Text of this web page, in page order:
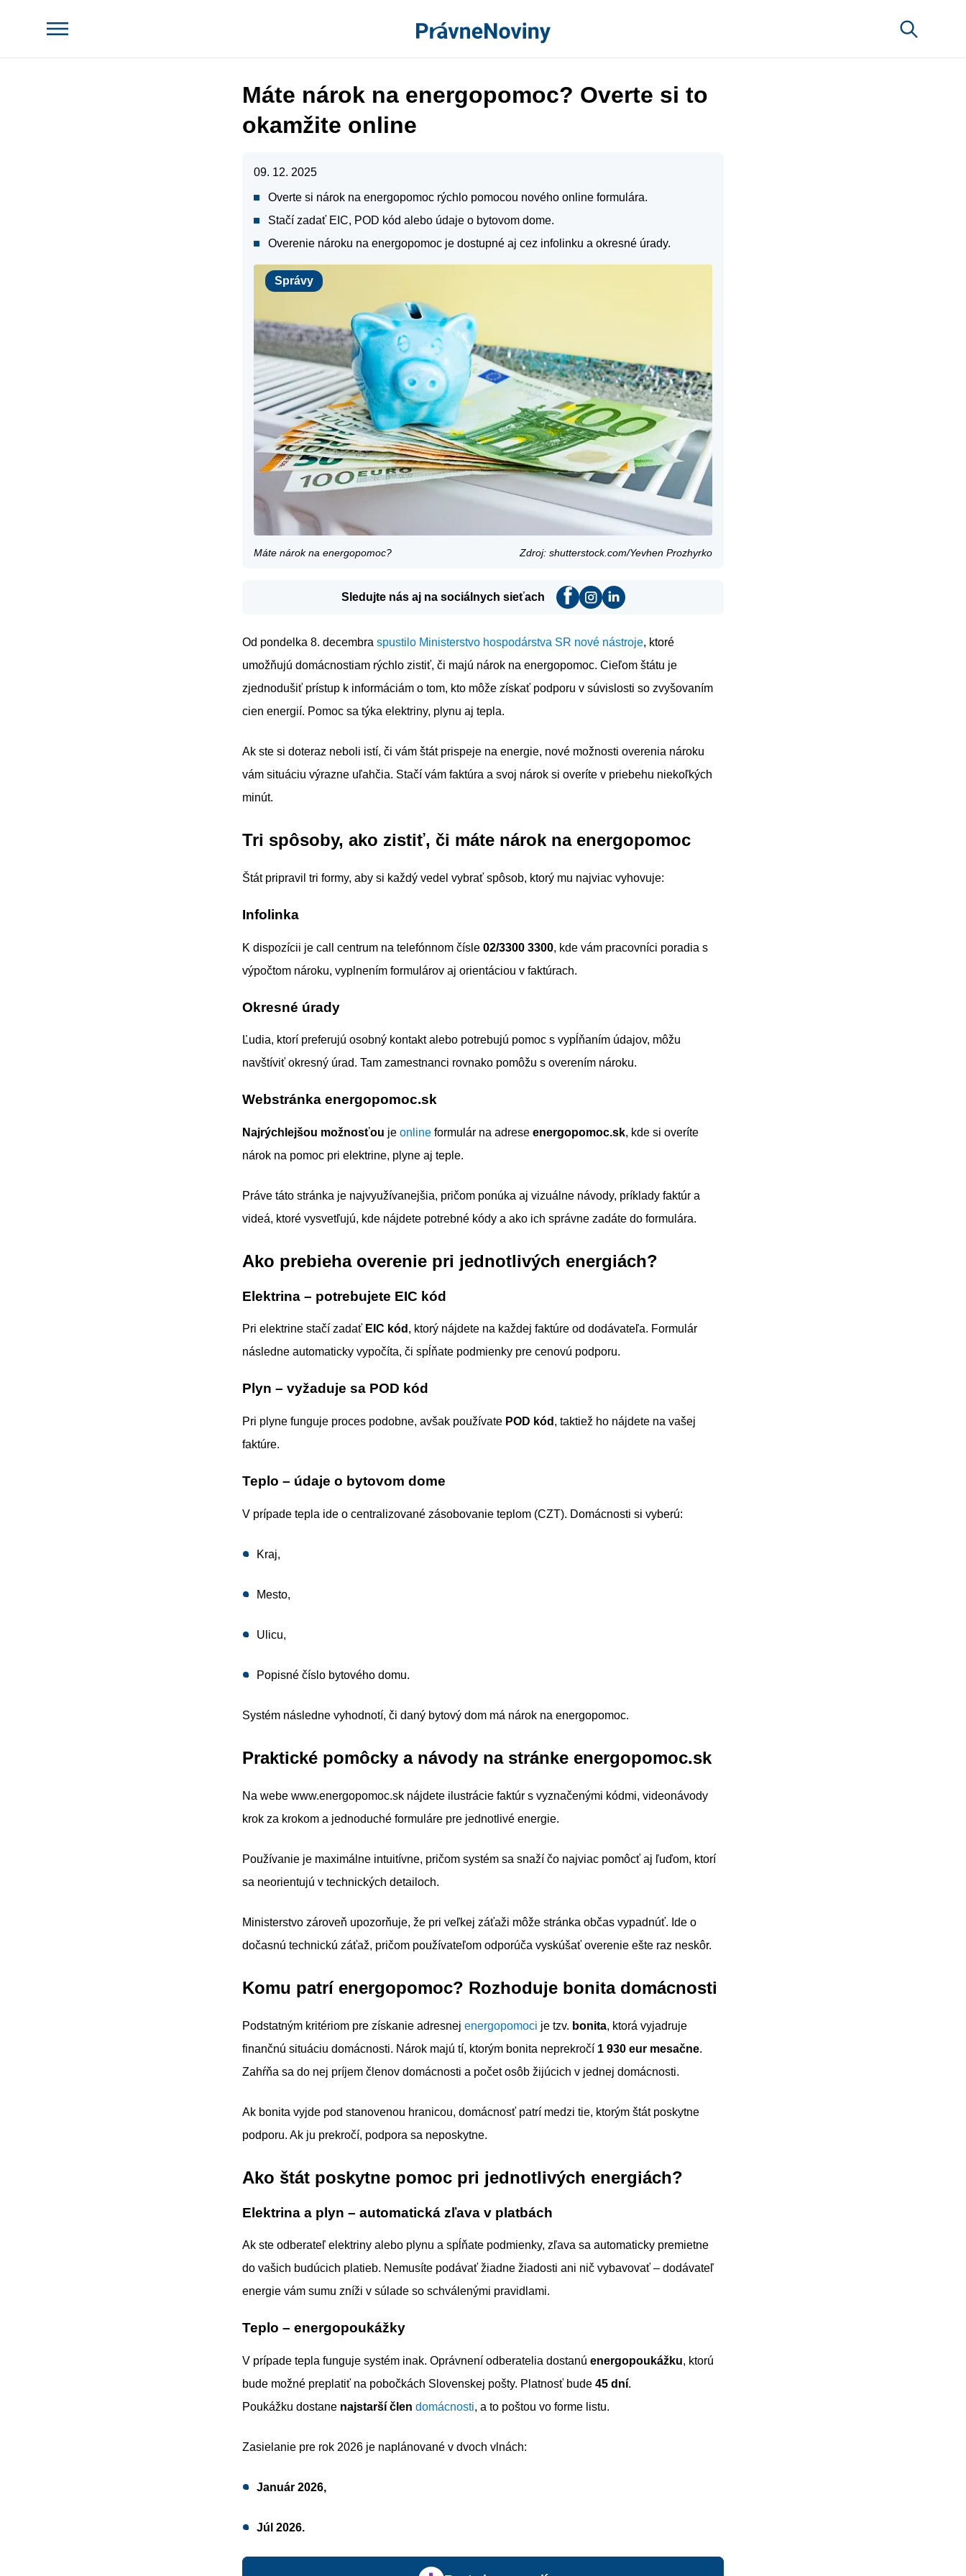
Máte nárok na energopomoc? Overte si to
okamžite online
09. 12. 2025
Overte si nárok na energopomoc rýchlo pomocou nového online formulára.
Stačí zadať EIC, POD kód alebo údaje o bytovom dome.
Overenie nároku na energopomoc je dostupné aj cez infolinku a okresné úrady.
Správy
Správy
Máte nárok na energopomoc? Zdroj: shutterstock.com/Yevhen Prozhyrko
Sledujte nás aj na sociálnych sieťach
Od pondelka 8. decembra spustilo Ministerstvo hospodárstva SR nové nástroje, ktoré
umožňujú domácnostiam rýchlo zistiť, či majú nárok na energopomoc. Cieľom štátu je
zjednodušiť prístup k informáciám o tom, kto môže získať podporu v súvislosti so zvyšovaním
cien energií. Pomoc sa týka elektriny, plynu aj tepla.
Ak ste si doteraz neboli istí, či vám štát prispeje na energie, nové možnosti overenia nároku
vám situáciu výrazne uľahčia. Stačí vám faktúra a svoj nárok si overíte v priebehu niekoľkých
minút.
Tri spôsoby, ako zistiť, či máte nárok na energopomoc
Štát pripravil tri formy, aby si každý vedel vybrať spôsob, ktorý mu najviac vyhovuje:
Infolinka
K dispozícii je call centrum na telefónnom čísle 02/3300 3300, kde vám pracovníci poradia s
výpočtom nároku, vyplnením formulárov aj orientáciou v faktúrach.
Okresné úrady
Ľudia, ktorí preferujú osobný kontakt alebo potrebujú pomoc s vypĺňaním údajov, môžu
navštíviť okresný úrad. Tam zamestnanci rovnako pomôžu s overením nároku.
Webstránka energopomoc.sk
Najrýchlejšou možnosťou je online formulár na adrese energopomoc.sk, kde si overíte
nárok na pomoc pri elektrine, plyne aj teple.
Práve táto stránka je najvyužívanejšia, pričom ponúka aj vizuálne návody, príklady faktúr a
videá, ktoré vysvetľujú, kde nájdete potrebné kódy a ako ich správne zadáte do formulára.
Ako prebieha overenie pri jednotlivých energiách?
Elektrina – potrebujete EIC kód
Pri elektrine stačí zadať EIC kód , ktorý nájdete na každej faktúre od dodávateľa. Formulár
následne automaticky vypočíta, či spĺňate podmienky pre cenovú podporu.
Plyn – vyžaduje sa POD kód
Pri plyne funguje proces podobne, avšak používate POD kód , taktiež ho nájdete na vašej
faktúre.
Teplo – údaje o bytovom dome
V prípade tepla ide o centralizované zásobovanie teplom (CZT). Domácnosti si vyberú:
Kraj,
Mesto,
Ulicu,
Popisné číslo bytového domu.
Systém následne vyhodnotí, či daný bytový dom má nárok na energopomoc.
Praktické pomôcky a návody na stránke energopomoc.sk
Na webe www.energopomoc.sk nájdete ilustrácie faktúr s vyznačenými kódmi, videonávody
krok za krokom a jednoduché formuláre pre jednotlivé energie.
Používanie je maximálne intuitívne, pričom systém sa snaží čo najviac pomôcť aj ľuďom, ktorí
sa neorientujú v technických detailoch.
Ministerstvo zároveň upozorňuje, že pri veľkej záťaži môže stránka občas vypadnúť. Ide o
dočasnú technickú záťaž, pričom používateľom odporúča vyskúšať overenie ešte raz neskôr.
Komu patrí energopomoc? Rozhoduje bonita domácnosti
Podstatným kritériom pre získanie adresnej energopomoci je tzv. bonita, ktorá vyjadruje
finančnú situáciu domácnosti. Nárok majú tí, ktorým bonita neprekročí 1 930 eur mesačne.
Zahŕňa sa do nej príjem členov domácnosti a počet osôb žijúcich v jednej domácnosti.
Ak bonita vyjde pod stanovenou hranicou, domácnosť patrí medzi tie, ktorým štát poskytne
podporu. Ak ju prekročí, podpora sa neposkytne.
Ako štát poskytne pomoc pri jednotlivých energiách?
Elektrina a plyn – automatická zľava v platbách
Ak ste odberateľ elektriny alebo plynu a spĺňate podmienky, zľava sa automaticky premietne
do vašich budúcich platieb. Nemusíte podávať žiadne žiadosti ani nič vybavovať – dodávateľ
energie vám sumu zníži v súlade so schválenými pravidlami.
Teplo – energopoukážky
V prípade tepla funguje systém inak. Oprávnení odberatelia dostanú energopoukážku, ktorú
bude možné preplatiť na pobočkách Slovenskej pošty. Platnosť bude 45 dní.
Poukážku dostane najstarší člen domácnosti, a to poštou vo forme listu.
Zasielanie pre rok 2026 je naplánované v dvoch vlnách:
Január 2026,
Júl 2026.